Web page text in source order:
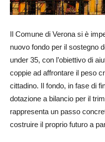
Il Comune di Verona si è
nuovo fondo per il sostegno
under 35, con l’obiettivo di
coppie ad affrontare il peso
cittadino. Il fondo, in fase di
dotazione a bilancio per il
rappresenta un passo
costruire il proprio futuro a